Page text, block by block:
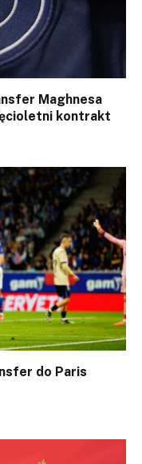
Maghnesa
kontrakt
do Paris